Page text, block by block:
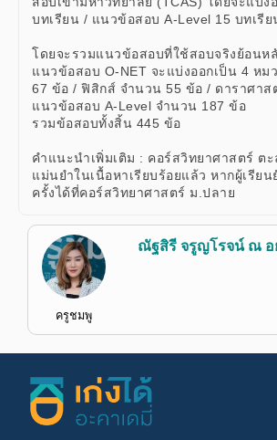
บทเรียน / แนวข้อสอบ A-Level 15 บทเรีย
โดยจะรวมแนวข้อสอบที่ใช้สอบจริงย้อนห
แนวข้อสอบ O-NET จะแบ่งออกเป็น 4 ห
67 ข้อ / ฟิสิกส์ จำนวน 55 ข้อ / ดาราศา
แนวข้อสอบ A-Level จำนวน 187 ข้อ
รวมข้อสอบทั้งสิ้น 445 ข้อ
คำแนะนำเพิ่มเติม : คอร์สวิทยาศาสตร์ ต
แม่นยำในเนื้อหาเรียบร้อยแล้ว หากผู้เรีย
ครั้งได้ที่คอร์สวิทยาศาสตร์ ม.ปลาย
ครูชมพู
ณัฐสิรี จรูญโรจน์ ณ อ